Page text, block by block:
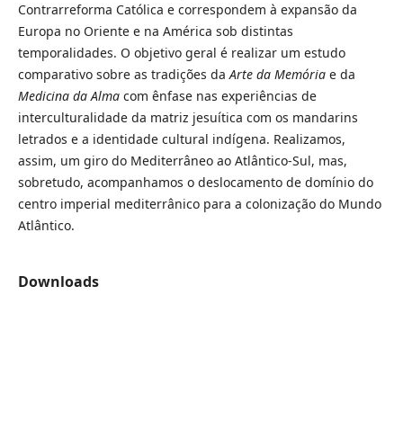
Contrarreforma Católica e correspondem à expansão da
Europa no Oriente e na América sob distintas
temporalidades. O objetivo geral é realizar um estudo
comparativo sobre as tradições daArte da Memóriae da
Medicina da Almacom ênfase nas experiências de
interculturalidade da matriz jesuítica com os mandarins
letrados e a identidade cultural indígena. Realizamos,
assim, um giro do Mediterrâneo ao Atlântico-Sul, mas,
sobretudo, acompanhamos o deslocamento de domínio do
centro imperial mediterrânico para a colonização do Mundo
Atlântico.
Downloads